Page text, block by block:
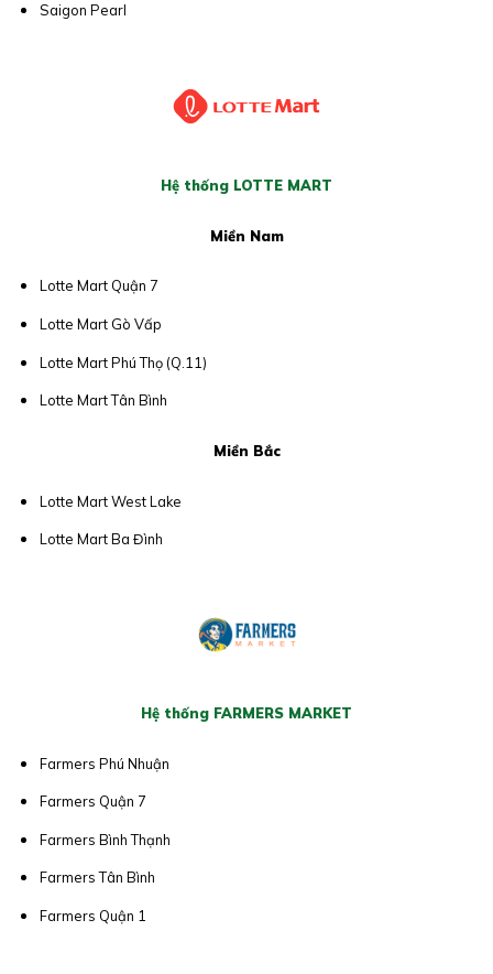
Saigon Pearl
Hệ thống LOTTE MART
Miền Nam
Lotte Mart Quận 7
Lotte Mart Gò Vấp
Lotte Mart Phú Thọ (Q.11)
Lotte Mart Tân Bình
Miền Bắc
Lotte Mart West Lake
Lotte Mart Ba Đình
Hệ thống FARMERS MARKET
Farmers Phú Nhuận
Farmers Quận 7
Farmers Bình Thạnh
Farmers Tân Bình
Farmers Quận 1